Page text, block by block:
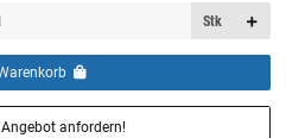
Stk
anfordern!